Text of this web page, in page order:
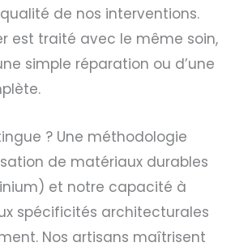
de nos interventions.
est traité avec le même soin,
simple réparation ou d’une
? Une méthodologie
de matériaux durables
et notre capacité à
spécificités architecturales
Nos artisans maîtrisent